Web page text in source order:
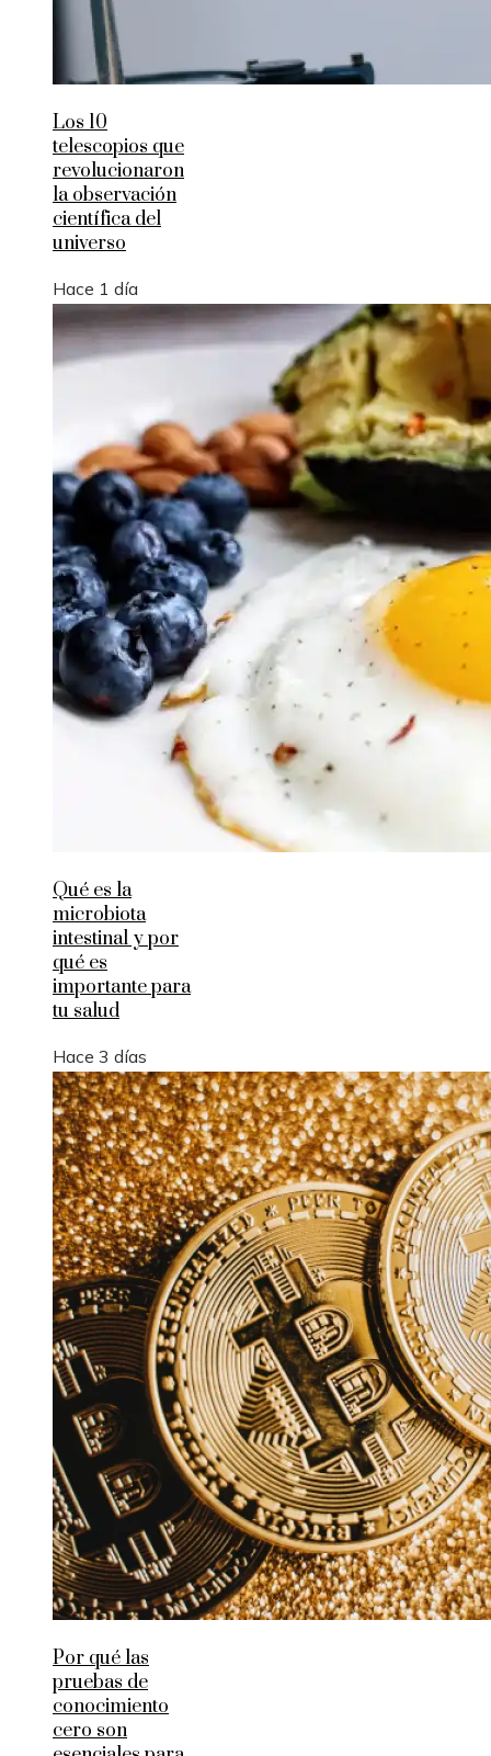
Los 10
telescopios que
revolucionaron
la observación
científica del
universo
Hace 1 día
Qué es la
microbiota
intestinal y por
qué es
importante para
tu salud
Hace 3 días
Por qué las
pruebas de
conocimiento
cero son